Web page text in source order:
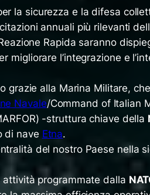
la sicurezza e la difesa
annuali più rilevanti
Rapida saranno
migliorare l’integrazione e
grazie alla Marina Militare,
Navale/Command of Italian
-struttura chiave della
di nave Etna.
del nostro Paese nella
programmate dalla